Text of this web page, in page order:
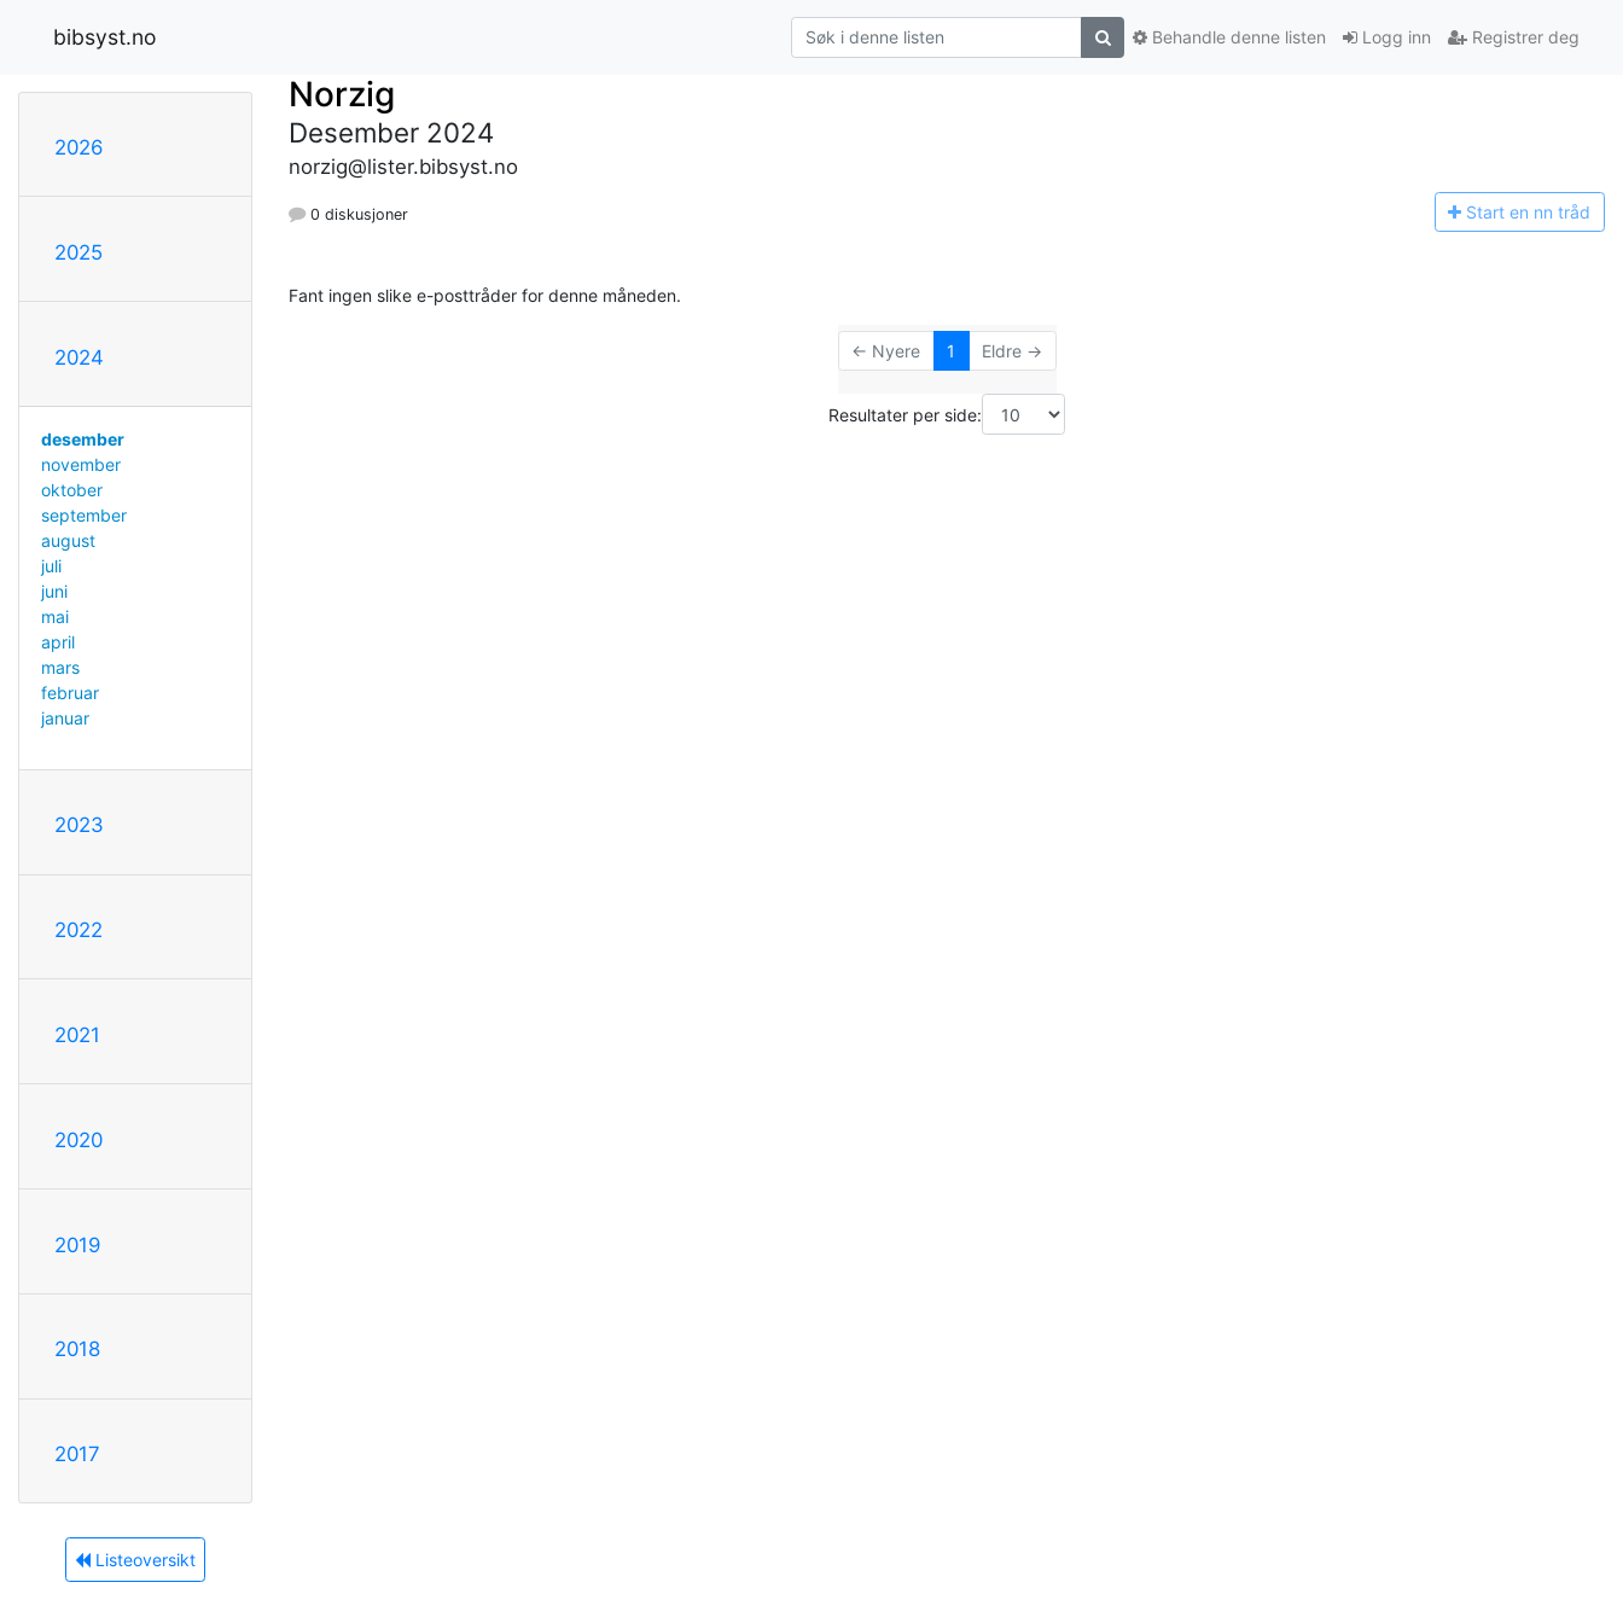
bibsyst.no Logg inn Registrer deg
Behandle denne listen
2026
2025
2024
desember
november
oktober
september
august
juli
juni
mai
april
mars
februar
januar
2023
2022
2021
2020
2019
2018
2017
Listeoversikt
Norzig
Desember 2024
norzig@lister.bibsyst.no
0 diskusjoner Start en nn tråd
Fant ingen slike e-posttråder for denne måneden.
← Nyere 1 Eldre →
Resultater per side: